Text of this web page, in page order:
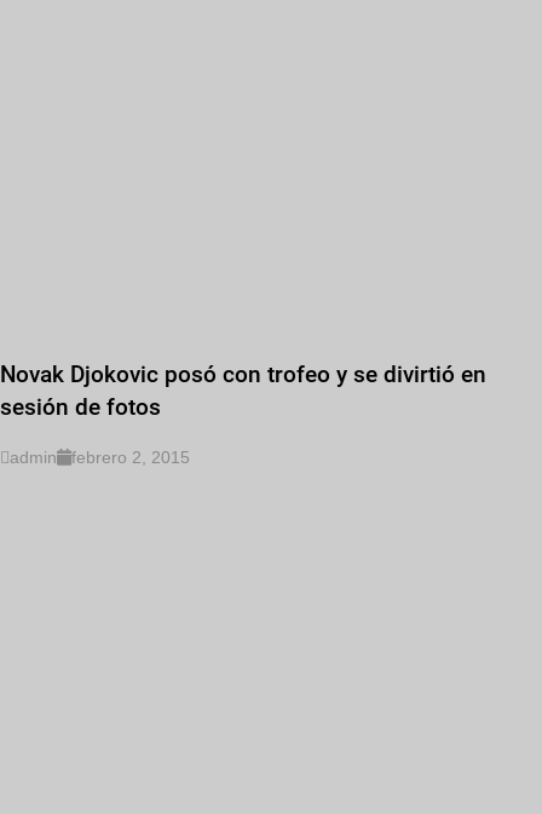
Novak Djokovic posó con trofeo y se divirtió en
sesión de fotos
admin febrero 2, 2015